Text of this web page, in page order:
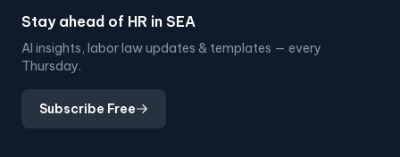
Stay ahead of HR in SEA
AI insights, labor law updates & templates — every
Thursday.
Subscribe Free